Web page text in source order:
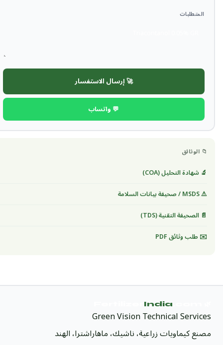
المتطلبات
🚀 إرسال الاستفسار
💬 واتساب
📁 الوثائق
🔬 شهادة التحليل (COA)
⚠️ MSDS / صحيفة بيانات السلامة
📄 الصحيفة التقنية (TDS)
✉️ طلب وثائق PDF
India
Green Vision Technical Services
مصنع كيماويات زراعية، ناشيك، ماهاراشترا، الهند